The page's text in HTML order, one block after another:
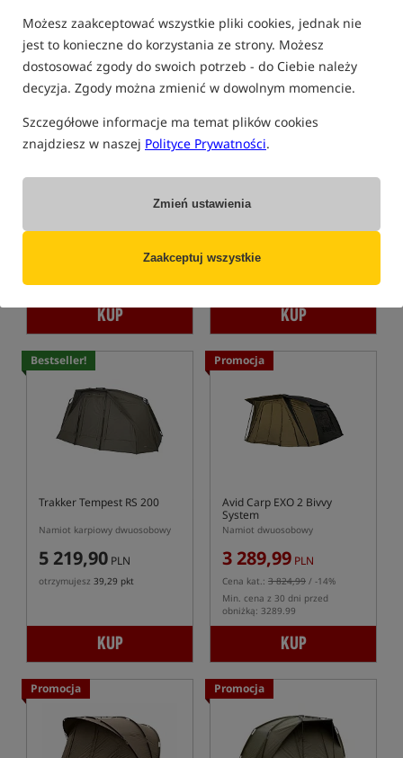
Możesz zaakceptować wszystkie pliki cookies, jednak nie
jest to konieczne do korzystania ze strony. Możesz
dostosować zgody do swoich potrzeb - do Ciebie należy
decyzja. Zgody można zmienić w dowolnym momencie.
Szczegółowe informacje ma temat plików cookies
znajdziesz w naszej Polityce Prywatności.
Zmień ustawienia
Zaakceptuj wszystkie
Ridge Monkey Escape XF2
Namiot karpiowy dwuosobowy
6 649,99PLN
KUP
Solar Worldwide Spider 2.0
3 549,99PLN
Cena kat.:
obniżką: 3449.99
KUP
Bestseller!
Trakker Tempest RS 200
Namiot karpiowy dwuosobowy
5 219,90 PLN
otrzymujesz 39,29 pkt
KUP
Promocja
Avid Carp EXO 2 Bivvy
System
Namiot dwuosobowy
3 289,99 PLN
Cena kat.: 3 824,99 / -14%
Min. cena z 30 dni przed
obniżką: 3289.99
KUP
Promocja Promocja